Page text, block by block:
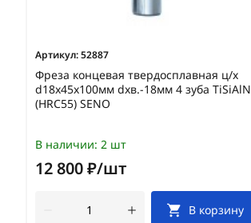
Артикул:52887
Фреза концевая твердосплавная ц/х
d18х45х100мм dхв.-18мм 4 зуба TiSiAlN
(HRC55) SENO
В наличии: 2 шт
12 800 ₽/шт
В корзину